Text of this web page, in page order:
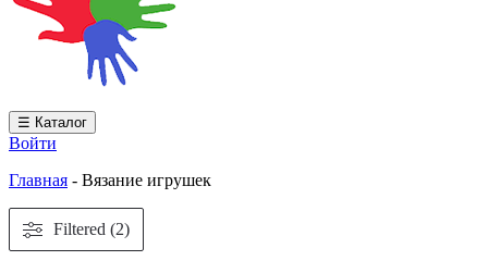
☰ Каталог
Войти
Главная - Вязание игрушек
Filtered (2)